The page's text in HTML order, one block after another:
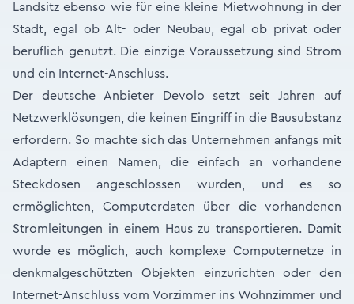
Landsitz ebenso wie für eine kleine Mietwohnung in der
Stadt, egal ob Alt- oder Neubau, egal ob privat oder
beruflich genutzt. Die einzige Voraussetzung sind Strom
und ein Internet-Anschluss.
Der deutsche Anbieter Devolo setzt seit Jahren auf
Netzwerklösungen, die keinen Eingriff in die Bausubstanz
erfordern. So machte sich das Unternehmen anfangs mit
Adaptern einen Namen, die einfach an vorhandene
Steckdosen angeschlossen wurden, und es so
ermöglichten, Computerdaten über die vorhandenen
Stromleitungen in einem Haus zu transportieren. Damit
wurde es möglich, auch komplexe Computernetze in
denkmalgeschützten Objekten einzurichten oder den
Internet-Anschluss vom Vorzimmer ins Wohnzimmer und